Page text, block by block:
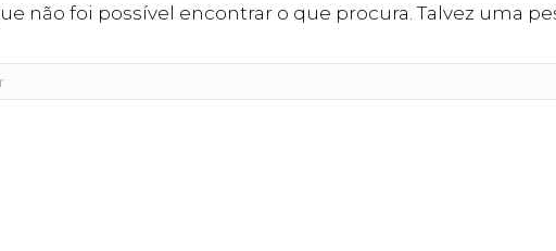
não foi possível encontrar o que procura. Talvez uma